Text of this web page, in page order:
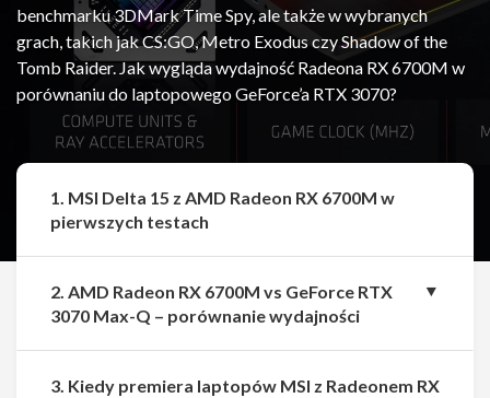
benchmarku 3DMark Time Spy, ale także w wybranych
grach, takich jak CS:GO, Metro Exodus czy Shadow of the
Tomb Raider. Jak wygląda wydajność Radeona RX 6700M w
porównaniu do laptopowego GeForce’a RTX 3070?
1. MSI Delta 15 z AMD Radeon RX 6700M w
pierwszych testach
2. AMD Radeon RX 6700M vs GeForce RTX
3070 Max-Q – porównanie wydajności
3. Kiedy premiera laptopów MSI z Radeonem RX